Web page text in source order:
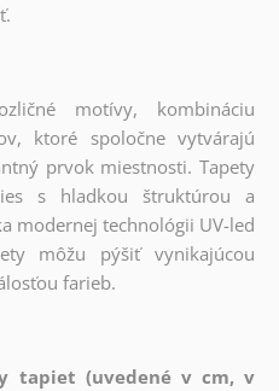
motívy, kombináciu
ktoré spoločne vytvárajú
prvok miestnosti. Tapety
s hladkou štruktúrou a
modernej technológii UV-led
môžu pýšiť vynikajúcou
farieb.
tapiet (uvedené v cm, v